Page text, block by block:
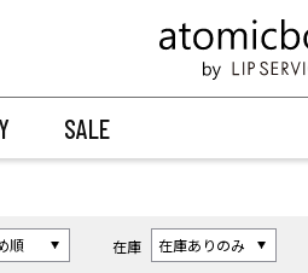
方法（代金引換）変更に関するお知らせ
SALE
在庫